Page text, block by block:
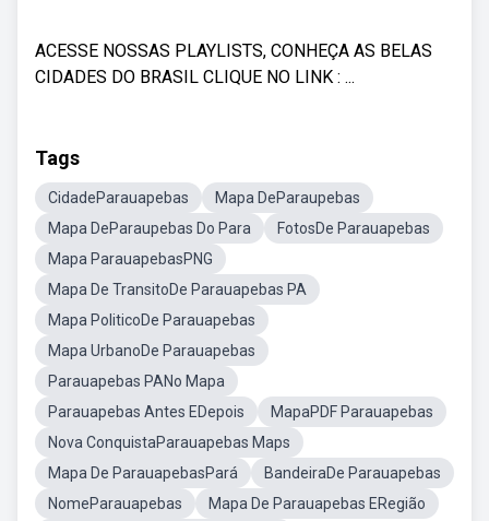
ACESSE NOSSAS PLAYLISTS, CONHEÇA AS BELAS
CIDADES DO BRASIL CLIQUE NO LINK : ...
Tags
CidadeParauapebas
Mapa DeParaupebas
Mapa DeParaupebas Do Para
FotosDe Parauapebas
Mapa ParauapebasPNG
Mapa De TransitoDe Parauapebas PA
Mapa PoliticoDe Parauapebas
Mapa UrbanoDe Parauapebas
Parauapebas PANo Mapa
Parauapebas Antes EDepois
MapaPDF Parauapebas
Nova ConquistaParauapebas Maps
Mapa De ParauapebasPará
BandeiraDe Parauapebas
NomeParauapebas
Mapa De Parauapebas ERegião